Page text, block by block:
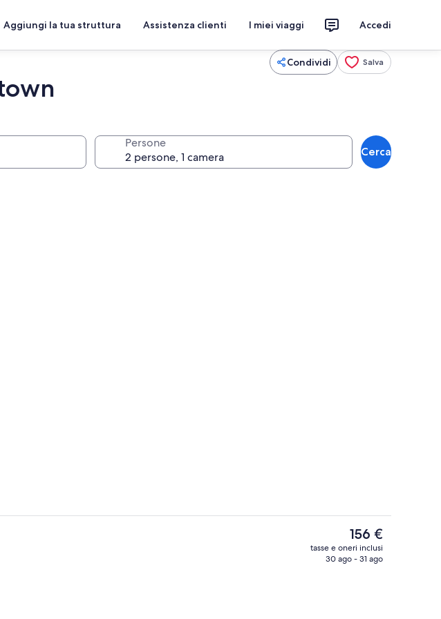
Aggiungi la tua struttura Assistenza clienti I miei viaggi Accedi
Condividi Salva
Persone
Cerca
Il
prezzo
attuale
156 €
tasse e oneri inclusi
30 ago - 31 ago